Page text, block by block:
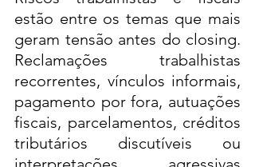
estão entre os temas que mais
geram tensão antes do closing.
Reclamações trabalhistas
recorrentes, vínculos informais,
pagamento por fora, autuações
fiscais, parcelamentos, créditos
tributários discutíveis ou